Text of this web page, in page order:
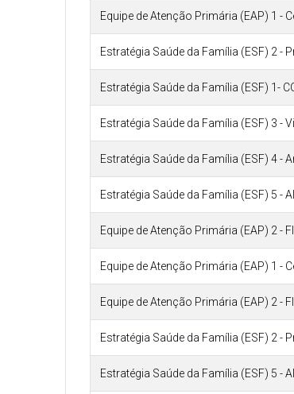
Equipe de Atenção Primária (EAP) 1 -
Estratégia Saúde da Família (ESF) 2 -
Estratégia Saúde da Família (ESF) 1-
Estratégia Saúde da Família (ESF) 3 -
Estratégia Saúde da Família (ESF) 4 -
Estratégia Saúde da Família (ESF) 5 -
Equipe de Atenção Primária (EAP) 2 -
Equipe de Atenção Primária (EAP) 1 -
Equipe de Atenção Primária (EAP) 2 -
Estratégia Saúde da Família (ESF) 2 -
Estratégia Saúde da Família (ESF) 5 -